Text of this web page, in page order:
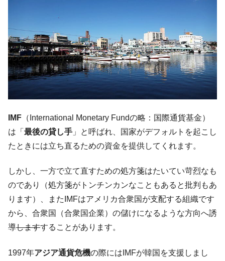
兵器「K10」が改良に乗り出す。
『Money1』
韓国「2026年07月の輸出入」絶好調。半導
体だけで410億ドル、輸出全体の41％もある
『Money1』
韓国･李在明「青年層の雇用状況が悪い。せ
や、若者に起業させよう」⇒ どんな雇用対策だソレ。
『Money1』
【韓国の外貨準備】2026年07月は4,279億ド
『Money1』
韓国「ここは北朝鮮なのか。選管がサーバ
ーにウソのデータを入力したのは明白だ」
言。
『Money1』
韓国は「中国と同じく」投資に不適格な国
だ。
『Money1』
『韓国銀行』が「金の保有量を増やしま
す」⇒「金を経由するドル入手」手段ではないのか？
ル」まで拡大 ⇒ 海外資金の動きに強く左右される状態
IMF （International Monetary Fundの略：国際通貨基金）
は「 最後の貸し手 」と呼ばれ、国家がデフォルトを起こし
たときには立ち直るための資金を提供してくれます。
しかし、一方で立て直すための処方箋はたいてい苛烈なも
のであり（処方箋がトンチンカンなこともあると批判もあ
ります）、またIMFはアメリカ合衆国が支配する組織です
から、合衆国（合衆国企業）の儲けになるような方向へ誘
導しますすることがあります。
1997年アジア通貨危機の際にはIMFが韓国を支援しまし